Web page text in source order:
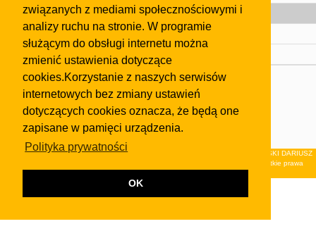
związanych z mediami społecznościowymi i
analizy ruchu na stronie. W programie
służącym do obsługi internetu można
zmienić ustawienia dotyczące
cookies.Korzystanie z naszych serwisów
internetowych bez zmiany ustawień
dotyczących cookies oznacza, że będą one
zapisane w pamięci urządzenia.
Polityka prywatności
OK
Strefa dla biznesu
Biura nieruchomości
Dealerzy i autokomisy
Skontaktuj się z nami
regulaminuiPolityki Prywatności.
Klauzula FB
© 2026Wydawnictwo NEON sp. z o.o. (dawniej: FIRMA NEON MAREK KLUCZEWSKI DARIUSZ
KRAWCZYK s.c.) z siedzibą w Olkuszu, ul.Żuradzka 15, 32-300 Olkusz . Wszystkie prawa